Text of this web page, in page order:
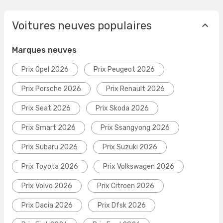
Voitures neuves populaires
Marques neuves
Prix Opel 2026 Prix Peugeot 2026
Prix Porsche 2026 Prix Renault 2026
Prix Seat 2026 Prix Skoda 2026
Prix Smart 2026 Prix Ssangyong 2026
Prix Subaru 2026 Prix Suzuki 2026
Prix Toyota 2026 Prix Volkswagen 2026
Prix Volvo 2026 Prix Citroen 2026
Prix Dacia 2026 Prix Dfsk 2026